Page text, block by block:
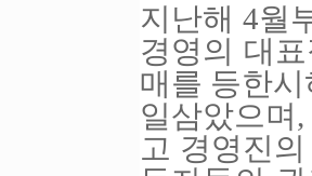
지난해 4월
경영의 대
매를 등한
일삼았으
고 경영진